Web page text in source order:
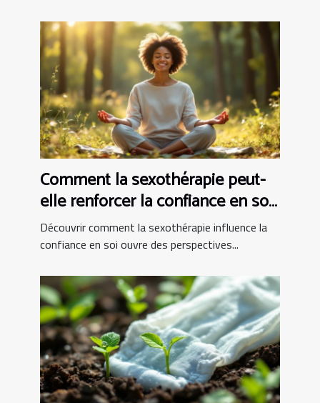
Comment la sexothérapie peut-
elle renforcer la confiance en soi
?
Découvrir comment la sexothérapie influence la
confiance en soi ouvre des perspectives...